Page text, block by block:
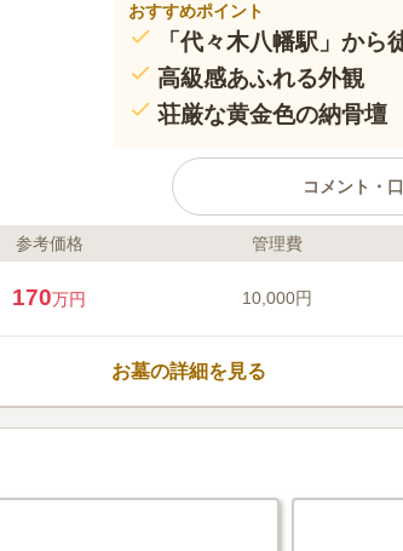
おすすめポイント
「代々木八幡駅」から
高級感あふれる外観
荘厳な黄金色の納骨壇
コメント・
ライフドット編集部のコメント
線「代々木公園」から徒
ョンのようにスタイリッ
る納骨壇は金色の装飾が
内にあるため、天気を選ぶ
す。管理を行う慶應寺は
参考価格 管理費
170万円 10,000円
お墓の詳細を見る